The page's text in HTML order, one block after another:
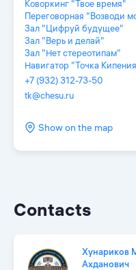
Коворкинг "Твое время"
Переговорная "Возводи
Зал "Цифруй будущее"
Зал "Верь и делай"
Зал "Нет стереотипам"
Навигатор "Точка
+7 (932) 312-73-50
tk@chesu.ru
Show on the map
Contacts
Хунариков
Ахданович